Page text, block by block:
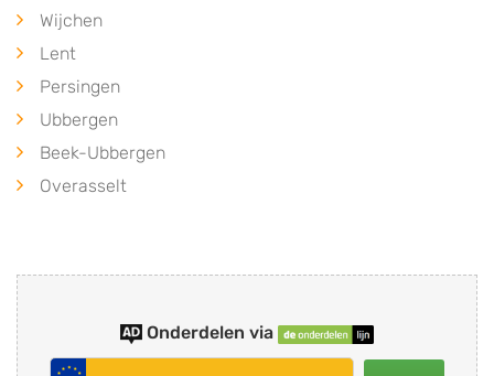
Wijchen
Lent
Persingen
Ubbergen
Beek-Ubbergen
Overasselt
Onderdelen via